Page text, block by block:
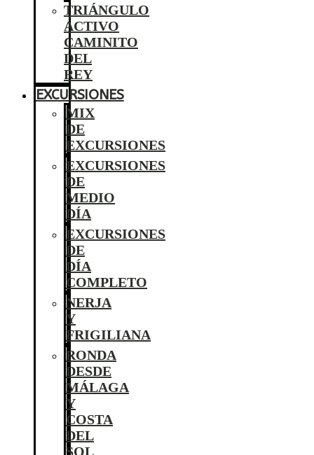
TRIÁNGULO
ACTIVO
CAMINITO
DEL
REY
EXCURSIONES
MIX
DE
EXCURSIONES
EXCURSIONES
DE
MEDIO
DÍA
EXCURSIONES
DE
DÍA
COMPLETO
NERJA
Y
FRIGILIANA
RONDA
DESDE
MÁLAGA
Y
COSTA
DEL
SOL